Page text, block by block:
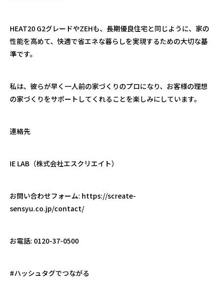
HEAT20 G2グレードやZEHも、長期優良住宅と同じように、家の
性能を高めて、快適で省エネな暮らしを実現するための大切な基
準です。
私は、彼らが早く一人前の家づくりのプロになり、お客様の理想
の家づくりをサポートしてくれることを楽しみにしています。
連絡先
IE LAB （株式会社エスクリエイト）
お問い合わせフォーム: https://screate-
sensyu.co.jp/contact/
お電話: 0120-37-0500
#ハッシュタグでつながる